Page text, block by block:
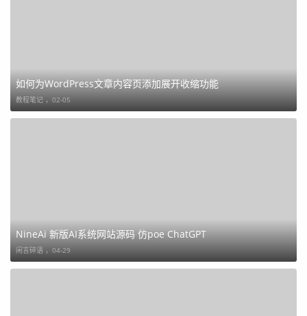
如何为WordPress文章内容页添加展开收缩功能
教程笔记 ， 02-05
NineAi 新版AI系统网站源码 仿poe ChatGPT
闲言碎语 ， 04-29